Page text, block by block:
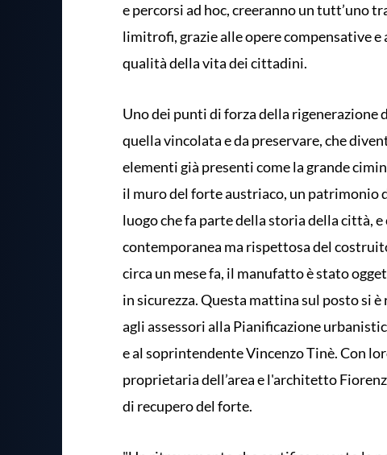
e percorsi ad hoc, creeranno un tutt’uno
limitrofi, grazie alle opere compensative
qualità della vita dei cittadini.
Uno dei punti di forza della rigenerazione
quella vincolata e da preservare, che
elementi già presenti come la grande
il muro del forte austriaco, un patrimonio
luogo che fa parte della storia della città,
contemporanea ma rispettosa del
circa un mese fa, il manufatto è stato
in sicurezza. Questa mattina sul posto si
agli assessori alla Pianificazione
e al soprintendente Vincenzo Tinè. Con
proprietaria dell’area e l'architetto
di recupero del forte.